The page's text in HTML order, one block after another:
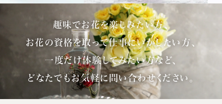
趣味でお花を楽しみたい方、
お花の資格を取って仕事にいかしたい方、
一度だけ体験してみたい方など、
どなたでもお気軽に問い合わせください。